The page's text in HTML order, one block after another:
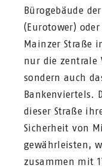
Bürogebäude
(Eurotower) oder
Mainzer Straße
nur die zentrale
sondern auch
Bankenviertels.
dieser Straße
Sicherheit von
gewährleisten,
zusammen mit